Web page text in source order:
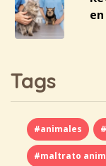
Tags
#animales
#maltrato